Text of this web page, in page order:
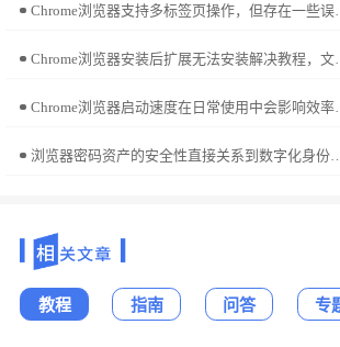
Chrome浏览器支持多标签页操作，但存在一些误区。本文总结常见问题及注意事项，帮助用户高效管理标签页，避免影响浏览效率。
Chrome浏览器安装后扩展无法
Chrome浏览器启动速度在日常使用中会
浏览器密码资产的安全性直接关系到数字化身份保护。本安全迁移教学演示如何将已存账号凭据全
教程 指南 问答 专